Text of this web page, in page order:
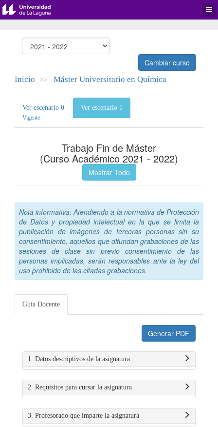
Cambiar curso
Inicio >> Máster Universitario en Química
Ver escenario 0
Vigente
Ver escenario 1
Trabajo Fin de Máster
(Curso Académico 2021 - 2022)
Mostrar Todo
Nota informativa: Atendiendo a la normativa de Protección
de Datos y propiedad intelectual en la que se limita la
publicación de imágenes de terceras personas sin su
consentimiento, aquellos que difundan grabaciones de las
sesiones de clase sin previo consentimiento de las
personas implicadas, serán responsables ante la ley del
uso prohibido de las citadas grabaciones.
Guía Docente
Generar PDF
1. Datos descriptivos de la asignatura
2. Requisitos para cursar la asignatura
3. Profesorado que imparte la asignatura